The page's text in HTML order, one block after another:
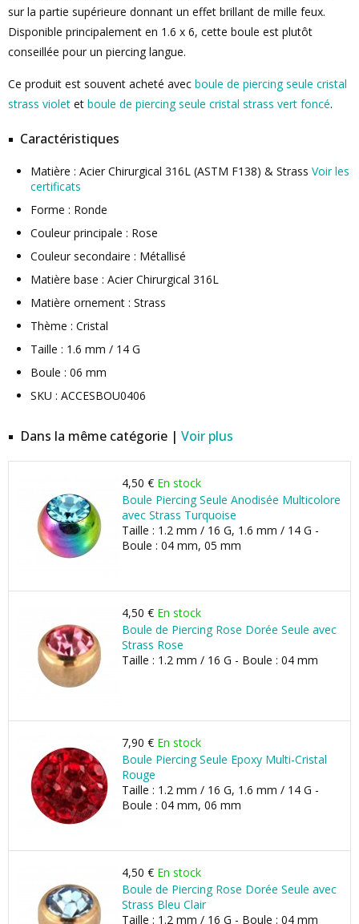
sur la partie supérieure donnant un effet brillant de mille feux.
Disponible principalement en 1.6 x 6, cette boule est plutôt
conseillée pour un piercing langue.
Ce produit est souvent acheté avec boule de piercing seule cristal
strass violet et boule de piercing seule cristal strass vert foncé.
Caractéristiques
Matière : Acier Chirurgical 316L (ASTM F138) & Strass Voir les
certificats
Forme : Ronde
Couleur principale : Rose
Couleur secondaire : Métallisé
Matière base : Acier Chirurgical 316L
Matière ornement : Strass
Thème : Cristal
Taille : 1.6 mm / 14 G
Boule : 06 mm
SKU : ACCESBOU0406
Dans la même catégorie | Voir plus
4,50 € En stock
Boule Piercing Seule Anodisée Multicolore
avec Strass Turquoise
Taille : 1.2 mm / 16 G, 1.6 mm / 14 G -
Boule : 04 mm, 05 mm
4,50 € En stock
Boule de Piercing Rose Dorée Seule avec
Strass Rose
Taille : 1.2 mm / 16 G - Boule : 04 mm
7,90 € En stock
Boule Piercing Seule Epoxy Multi-Cristal
Rouge
Taille : 1.2 mm / 16 G, 1.6 mm / 14 G -
Boule : 04 mm, 06 mm
4,50 € En stock
Boule de Piercing Rose Dorée Seule avec
Strass Bleu Clair
Taille : 1.2 mm / 16 G - Boule : 04 mm